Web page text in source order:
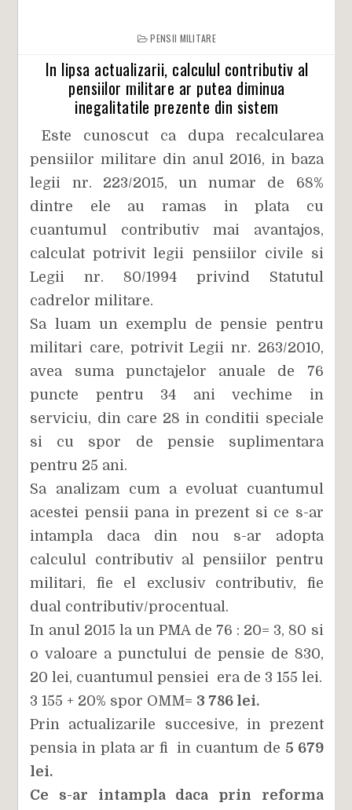
PENSII MILITARE
In lipsa actualizarii, calculul contributiv al
pensiilor militare ar putea diminua
inegalitatile prezente din sistem
Este cunoscut ca dupa recalcularea
pensiilor militare din anul 2016, in baza
legii nr. 223/2015, un numar de 68%
dintre ele au ramas in plata cu
cuantumul contributiv mai avantajos,
calculat potrivit legii pensiilor civile si
Legii nr. 80/1994 privind Statutul
cadrelor militare.
Sa luam un exemplu de pensie pentru
militari care, potrivit Legii nr. 263/2010,
avea suma punctajelor anuale de 76
puncte pentru 34 ani vechime in
serviciu, din care 28 in conditii speciale
si cu spor de pensie suplimentara
pentru 25 ani.
Sa analizam cum a evoluat cuantumul
acestei pensii pana in prezent si ce s-ar
intampla daca din nou s-ar adopta
calculul contributiv al pensiilor pentru
militari, fie el exclusiv contributiv, fie
dual contributiv/procentual.
In anul 2015 la un PMA de 76 : 20= 3, 80 si
o valoare a punctului de pensie de 830,
20 lei, cuantumul pensiei era de 3 155 lei.
3 155 + 20% spor OMM= 3 786 lei.
Prin actualizarile succesive, in prezent
pensia in plata ar fi in cuantum de 5 679
lei.
Ce s-ar intampla daca prin reforma